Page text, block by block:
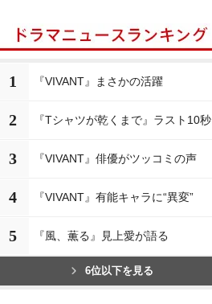
1 『VIVANT』まさかの活躍
2 『Tシャツが乾くまで』ラスト10秒
3 『VIVANT』俳優がツッコミの声
4 『VIVANT』有能キャラに“異変”
5 『風、薫る』見上愛が語る
6位以下を見る